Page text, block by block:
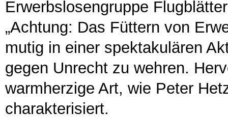
Erwerbslosengruppe
„Achtung: Das Füttern von
mutig in einer spektakulären
gegen Unrecht zu wehren.
warmherzige Art, wie Peter
charakterisiert.